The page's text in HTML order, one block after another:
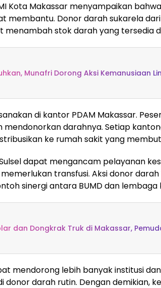
Kota Makassar menyampaikan
membantu. Donor darah sukarela
menambah stok darah yang tersedia
Munafri Dorong Aksi Kemanusiaan
di kantor PDAM Makassar.
mendonorkan darahnya. Setiap
ke rumah sakit yang
dapat mengancam pelayanan
transfusi. Aksi donor
sinergi antara BUMD dan lembaga
dan Dongkrak Truk di Makassar,
mendorong lebih banyak institusi
donor darah rutin. Dengan demikian,